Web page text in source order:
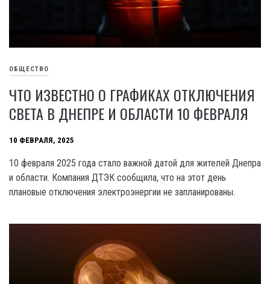
ОБЩЕСТВО
ЧТО ИЗВЕСТНО О ГРАФИКАХ ОТКЛЮЧЕНИЯ
СВЕТА В ДНЕПРЕ И ОБЛАСТИ 10 ФЕВРАЛЯ
10 ФЕВРАЛЯ, 2025
10 февраля 2025 года стало важной датой для жителей Днепра
и области. Компания ДТЭК сообщила, что на этот день
плановые отключения электроэнергии не запланированы.